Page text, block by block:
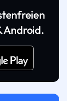
Android.